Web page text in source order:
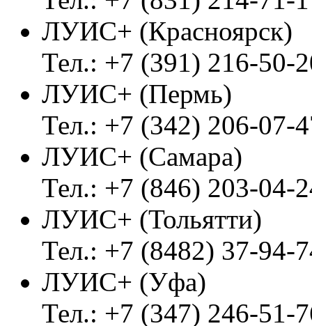
ЛУИС+ (Красноярск)
Тел.: +7 (391) 216-50-
ЛУИС+ (Пермь)
Тел.: +7 (342) 206-07-
ЛУИС+ (Самара)
Тел.: +7 (846) 203-04-
ЛУИС+ (Тольятти)
Тел.: +7 (8482) 37-94-
ЛУИС+ (Уфа)
Тел.: +7 (347) 246-51-